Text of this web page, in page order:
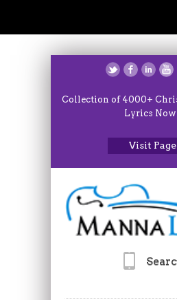
Collection of 4000+
Lyrics
Visit Page